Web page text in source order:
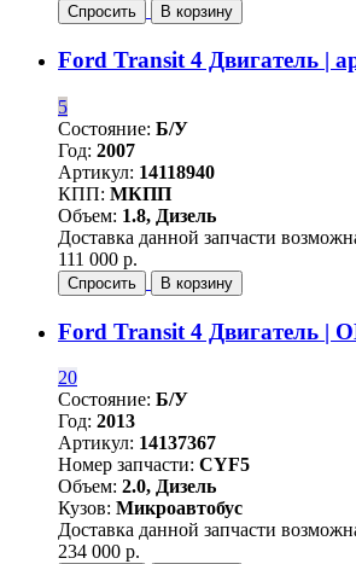
Спросить В корзину
Ford Transit 4 Двигатель |
5
Состояние: Б/У
Год: 2007
Артикул: 14118940
КПП: МКПП
Объем: 1.8, Дизель
Доставка данной запчасти
111 000 р.
Спросить В корзину
Ford Transit 4 Двигатель |
20
Состояние: Б/У
Год: 2013
Артикул: 14137367
Номер запчасти: CYF5
Объем: 2.0, Дизель
Кузов: Микроавтобус
Доставка данной запчасти
234 000 р.